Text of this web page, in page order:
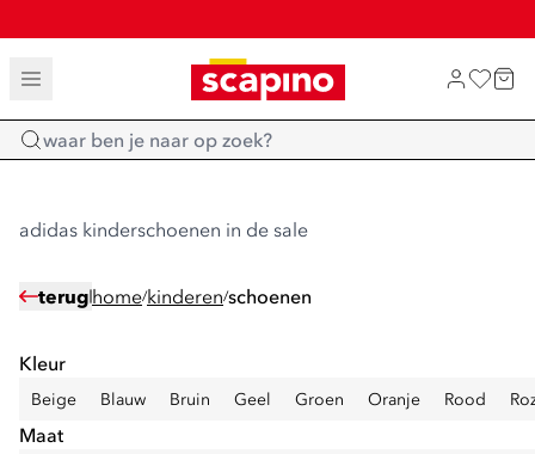
TOT 70% KORTING OP SALE
SHOP NIEUW
Home
adidas kinderschoenen in de sale
terug home/kinderen/schoenen
Kleur
Beige Blauw Bruin Geel Groen Oranje Rood
Maat